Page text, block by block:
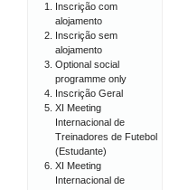
Inscrição com
alojamento
Inscrição sem
alojamento
Optional social
programme only
Inscrição Geral
XI Meeting
Internacional de
Treinadores de Futebol
(Estudante)
XI Meeting
Internacional de